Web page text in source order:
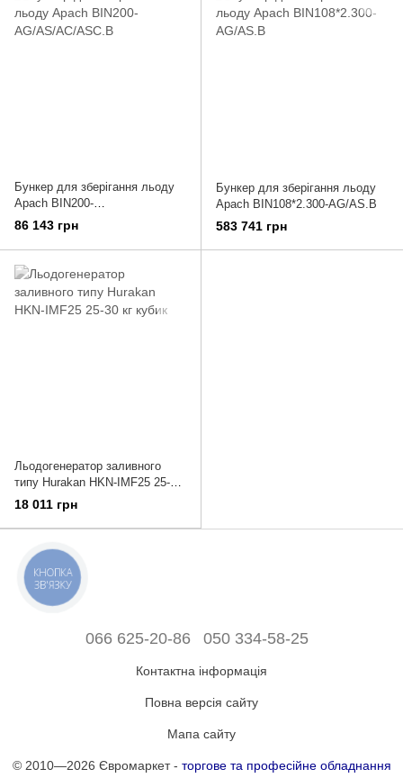
Бункер для зберігання льоду
Apach BIN200-
AG/AS/AC/ASC.B
86 143 грн
Бункер для зберігання льоду
Apach BIN108*2.300-AG/AS.B
583 741 грн
Льодогенератор заливного
типу Hurakan HKN-IMF25 25-30
кг кубик
18 011 грн
066 625-20-86 050 334-58-25
Контактна інформація
Повна версія сайту
Мапа сайту
© 2010—2026 Євромаркет - торгове та професійне обладнання
КНОПКА
ЗВ'ЯЗКУ